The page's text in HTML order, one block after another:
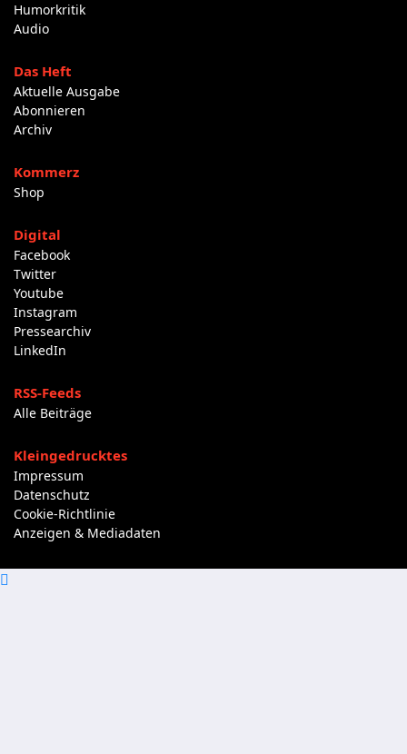
Humorkritik
Audio
Das Heft
Aktuelle Ausgabe
Abonnieren
Archiv
Kommerz
Shop
Digital
Facebook
Twitter
Youtube
Instagram
Pressearchiv
LinkedIn
RSS-Feeds
Alle Beiträge
Kleingedrucktes
Impressum
Datenschutz
Cookie-Richtlinie
Anzeigen & Mediadaten